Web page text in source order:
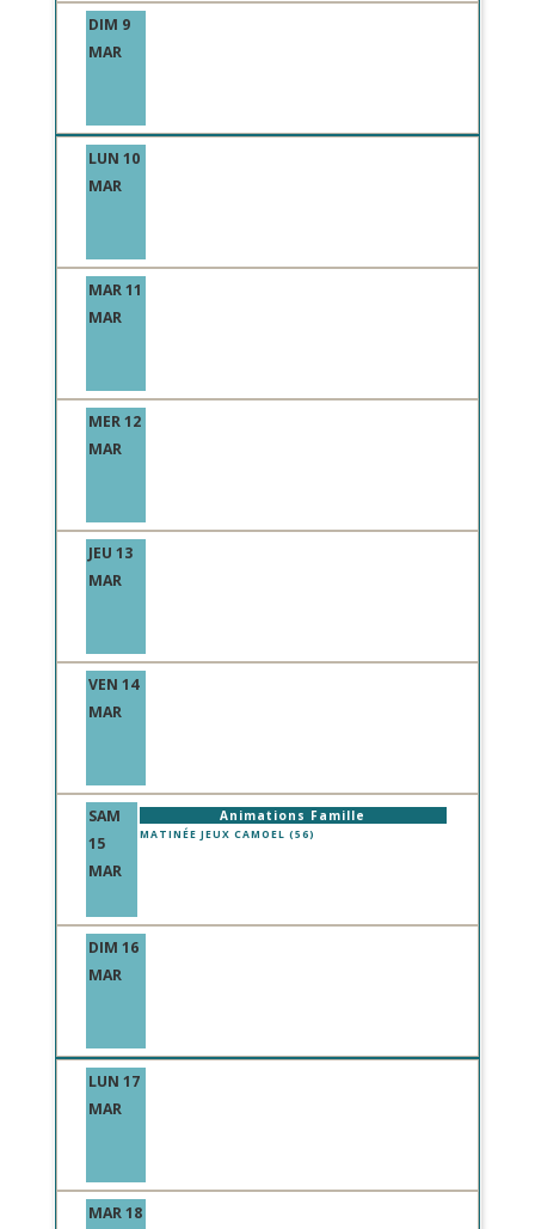
DIM 9
MAR
LUN 10
MAR
MAR 11
MAR
MER 12
MAR
JEU 13
MAR
VEN 14
MAR
SAM
15
MAR
Animations Famille
MATINÉE JEUX CAMOEL (56)
DIM 16
MAR
LUN 17
MAR
MAR 18